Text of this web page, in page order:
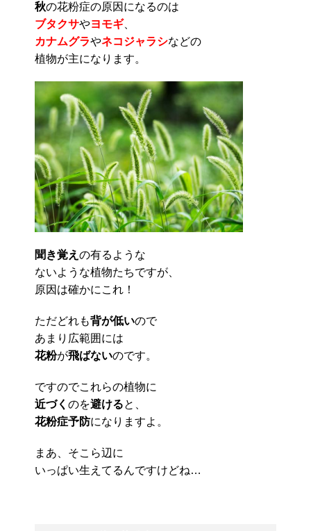
秋の花粉症の原因になるのは
ブタクサやヨモギ、
カナムグラやネコジャラシなどの
植物が主になります。
聞き覚え の有るような
ないような植物たちですが、
原因は確かにこれ！
ただどれも背が低いので
あまり広範囲には
花粉が飛ばないのです。
ですのでこれらの植物に
近づく のを避けると、
花粉症予防になりますよ。
まあ、そこら辺に
いっぱい生えてるんですけどね…